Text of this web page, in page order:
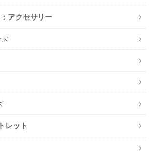
アクセサリー
ズ
レット